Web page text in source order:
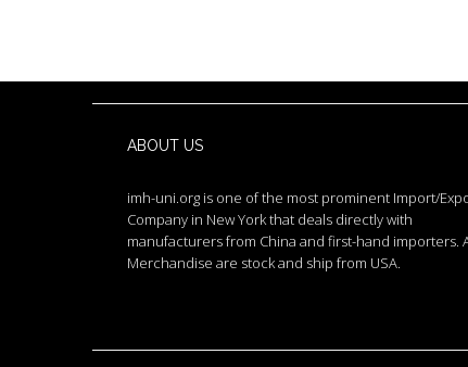
ABOUT US
imh-uni.org is one of the most prominent Import/
Company in New York that deals directly with
manufacturers from China and first-hand importers.
Merchandise are stock and ship from USA.